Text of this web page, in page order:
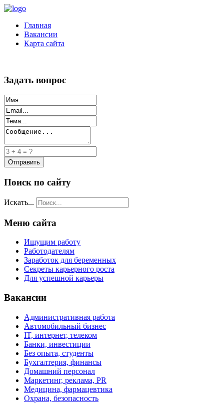
Главная
Вакансии
Карта сайта
Задать вопрос
Поиск по сайту
Искать...
Меню сайта
Ищущим работу
Работодателям
Заработок для беременных
Секреты карьерного роста
Для успешной карьеры
Вакансии
Административная работа
Автомобильный бизнес
IT, интернет, телеком
Банки, инвестиции
Без опыта, студенты
Бухгалтерия, финансы
Домашний персонал
Маркетинг, реклама, PR
Медицина, фармацевтика
Охрана, безопасность